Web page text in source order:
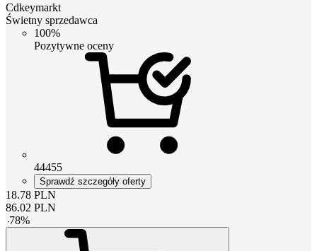
Cdkeymarkt
Świetny sprzedawca
100%
Pozytywne oceny
44455
Sprawdź szczegóły oferty
18.78 PLN
86.02 PLN
-78%